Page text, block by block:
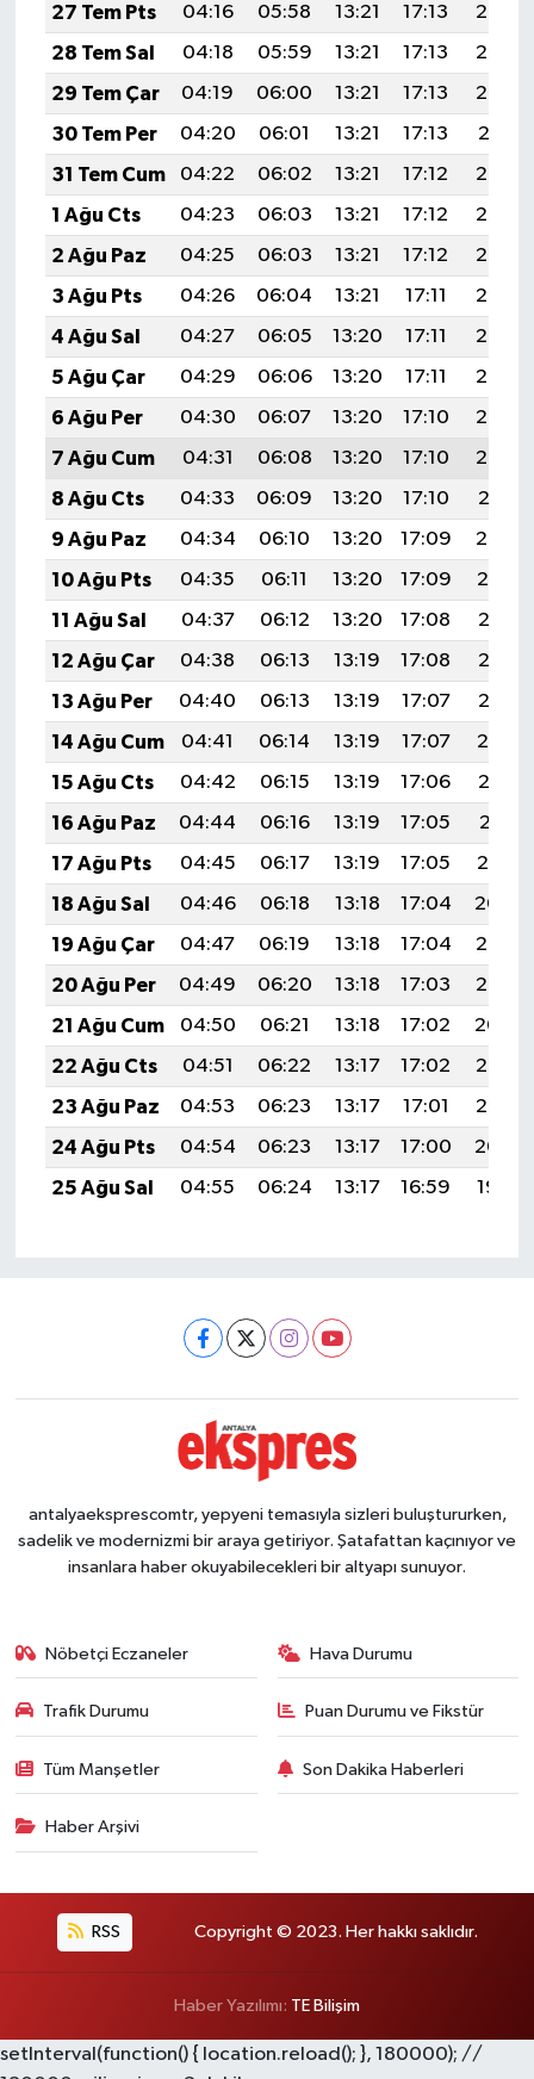
27 Tem Pts
04:16 05:58 13:21 17:13
20:34
28 Tem Sal
04:18 05:59 13:21 17:13
20:33
29 Tem Çar
04:19 06:00 13:21 17:13
20:32
30 Tem Per
04:20 06:01 13:21 17:13
20:31
31 Tem Cum
04:22 06:02 13:21 17:12
20:30
1 Ağu Cts
04:23 06:03 13:21 17:12
20:29
2 Ağu Paz
04:25 06:03 13:21 17:12
20:28
3 Ağu Pts
04:26 06:04 13:21 17:11
20:27
4 Ağu Sal
04:27 06:05 13:20 17:11
20:26
5 Ağu Çar
04:29 06:06 13:20 17:11
20:25
6 Ağu Per
04:30 06:07 13:20 17:10
20:24
7 Ağu Cum
04:31 06:08 13:20 17:10
20:22
8 Ağu Cts
04:33 06:09 13:20 17:10
20:21
9 Ağu Paz
04:34 06:10 13:20 17:09
20:20
10 Ağu Pts
04:35 06:11 13:20 17:09
20:19
11 Ağu Sal
04:37 06:12 13:20 17:08
20:18
12 Ağu Çar
04:38 06:13 13:19 17:08
20:16
13 Ağu Per
04:40 06:13 13:19 17:07
20:15
14 Ağu Cum
04:41 06:14 13:19 17:07
20:14
15 Ağu Cts
04:42 06:15 13:19 17:06
20:13
16 Ağu Paz
04:44 06:16 13:19 17:05
20:11
17 Ağu Pts
04:45 06:17 13:19 17:05
20:10
18 Ağu Sal
04:46 06:18 13:18 17:04
20:09
19 Ağu Çar
04:47 06:19 13:18 17:04
20:07
20 Ağu Per
04:49 06:20 13:18 17:03
20:06
21 Ağu Cum
04:50 06:21 13:18 17:02
20:04
22 Ağu Cts
04:51 06:22 13:17 17:02
20:03
23 Ağu Paz
04:53 06:23 13:17 17:01
20:02
24 Ağu Pts
04:54 06:23 13:17 17:00
20:00
25 Ağu Sal
04:55 06:24 13:17 16:59 19:59
antalyaeksprescomtr, yepyeni temasıyla sizleri buluştururken,
sadelik ve modernizmi bir araya getiriyor. Şatafattan kaçınıyor ve
insanlara haber okuyabilecekleri bir altyapı sunuyor.
Nöbetçi Eczaneler Hava Durumu
Trafik Durumu Puan Durumu ve Fikstür
Tüm Manşetler Son Dakika Haberleri
Haber Arşivi
RSS Copyright © 2023. Her hakkı saklıdır.
Haber Yazılımı: TE Bilişim
setInterval(function() { location.reload(); }, 180000); //